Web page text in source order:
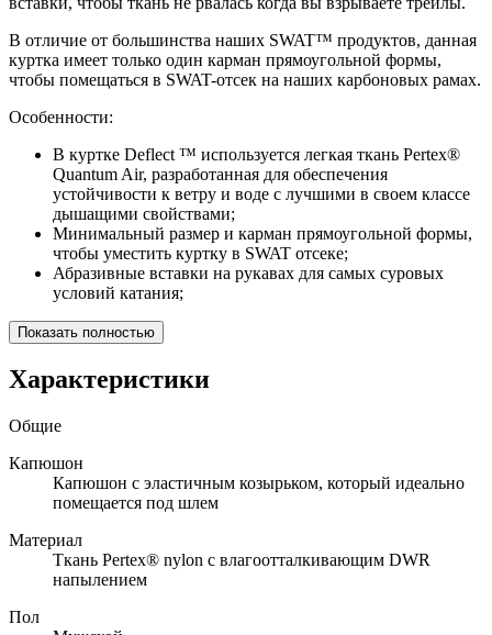
В отличие от большинства наших SWAT™ продуктов, данная
куртка имеет только один карман прямоугольной формы,
чтобы помещаться в SWAT-отсек на наших карбоновых рамах.
Особенности:
В куртке Deflect ™ используется легкая ткань Pertex®
Quantum Air, разработанная для обеспечения
устойчивости к ветру и воде с лучшими в своем классе
дышащими свойствами;
Минимальный размер и карман прямоугольной формы,
чтобы уместить куртку в SWAT отсеке;
Абразивные вставки на рукавах для самых суровых
условий катания;
Показать полностью
Характеристики
Общие
Капюшон
Капюшон с эластичным козырьком, который идеально
помещается под шлем
Материал
Ткань Pertex® nylon с влагоотталкивающим DWR
напылением
Пол